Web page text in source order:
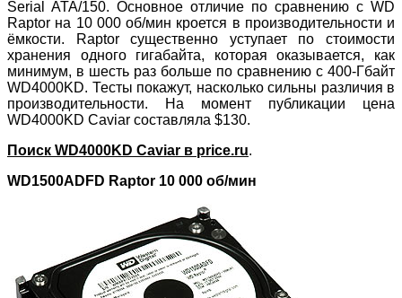
Serial ATA/150. Основное отличие по сравнению с WD
Raptor на 10 000 об/мин кроется в производительности и
ёмкости. Raptor существенно уступает по стоимости
хранения одного гигабайта, которая оказывается, как
минимум, в шесть раз больше по сравнению с 400-Гбайт
WD4000KD. Тесты покажут, насколько сильны различия в
производительности. На момент публикации цена
WD4000KD Caviar составляла $130.
Поиск WD4000KD Caviar в price.ru.
WD1500ADFD Raptor 10 000 об/мин